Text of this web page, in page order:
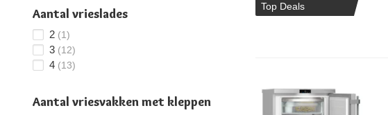
Top Deals
Aantal vrieslades
2 (1)
3 (12)
4 (13)
Aantal vriesvakken met kleppen